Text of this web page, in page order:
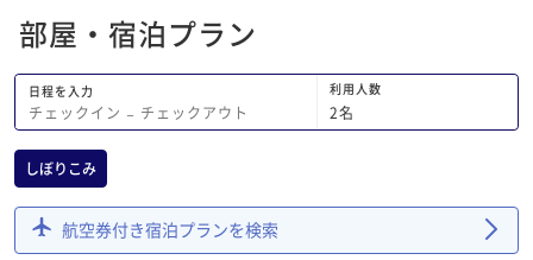
た。予約制でスタッ
さるのですが、お話
ゆったりとしたティ
の建物なので、階段
部屋・宿泊プラン
日程を入力
チェックイン − チェックアウト
利用人数
2名
しぼりこみ
航空券付き宿泊プランを検索